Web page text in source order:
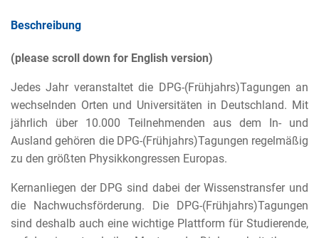
Beschreibung
(please scroll down for English version)
Jedes Jahr veranstaltet die DPG-(Frühjahrs)Tagungen an
wechselnden Orten und Universitäten in Deutschland. Mit
jährlich über 10.000 Teilnehmenden aus dem In- und
Ausland gehören die DPG-(Frühjahrs)Tagungen regelmäßig
zu den größten Physikkongressen Europas.
Kernanliegen der DPG sind dabei der Wissenstransfer und
die Nachwuchsförderung. Die DPG-(Frühjahrs)Tagungen
sind deshalb auch eine wichtige Plattform für Studierende,